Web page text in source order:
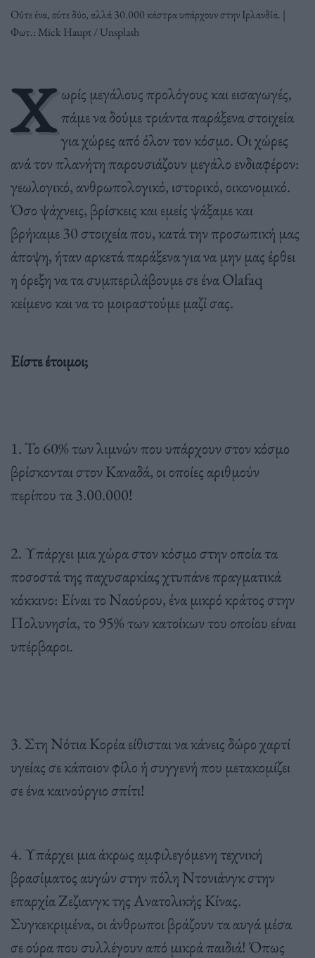
Ούτε ένα, ούτε δύο, αλλά 30.000 κάστρα υπάρχουν στην Ιρλανδία. |
Φωτ.: Mick Haupt / Unsplash
Χ ωρίς μεγάλους προλόγους και εισαγωγές,
πάμε να δούμε τριάντα παράξενα στοιχεία
για χώρες από όλον τον κόσμο. Οι χώρες
ανά τον πλανήτη παρουσιάζουν μεγάλο ενδιαφέρον:
γεωλογικό, ανθρωπολογικό, ιστορικό, οικονομικό.
Όσο ψάχνεις, βρίσκεις και εμείς ψάξαμε και
βρήκαμε 30 στοιχεία που, κατά την προσωπική μας
άποψη, ήταν αρκετά παράξενα για να μην μας έρθει
η όρεξη να τα συμπεριλάβουμε σε ένα Olafaq
κείμενο και να το μοιραστούμε μαζί σας.
Είστε έτοιμοι;
1. Το 60% των λιμνών που υπάρχουν στον κόσμο
βρίσκονται στον Καναδά, οι οποίες αριθμούν
περίπου τα 3.00.000!
2. Υπάρχει μια χώρα στον κόσμο στην οποία τα
ποσοστά της παχυσαρκίας χτυπάνε πραγματικά
κόκκινο: Είναι το Ναούρου, ένα μικρό κράτος στην
Πολυνησία, το 95% των κατοίκων του οποίου είναι
υπέρβαροι.
3. Στη Νότια Κορέα είθισται να κάνεις δώρο χαρτί
υγείας σε κάποιον φίλο ή συγγενή που μετακομίζει
σε ένα καινούργιο σπίτι!
4. Υπάρχει μια άκρως αμφιλεγόμενη τεχνική
βρασίματος αυγών στην πόλη Ντονιάνγκ στην
επαρχία Ζεζιανγκ της Ανατολικής Κίνας.
Συγκεκριμένα, οι άνθρωποι βράζουν τα αυγά μέσα
σε ούρα που συλλέγουν από μικρά παιδιά! Όπως